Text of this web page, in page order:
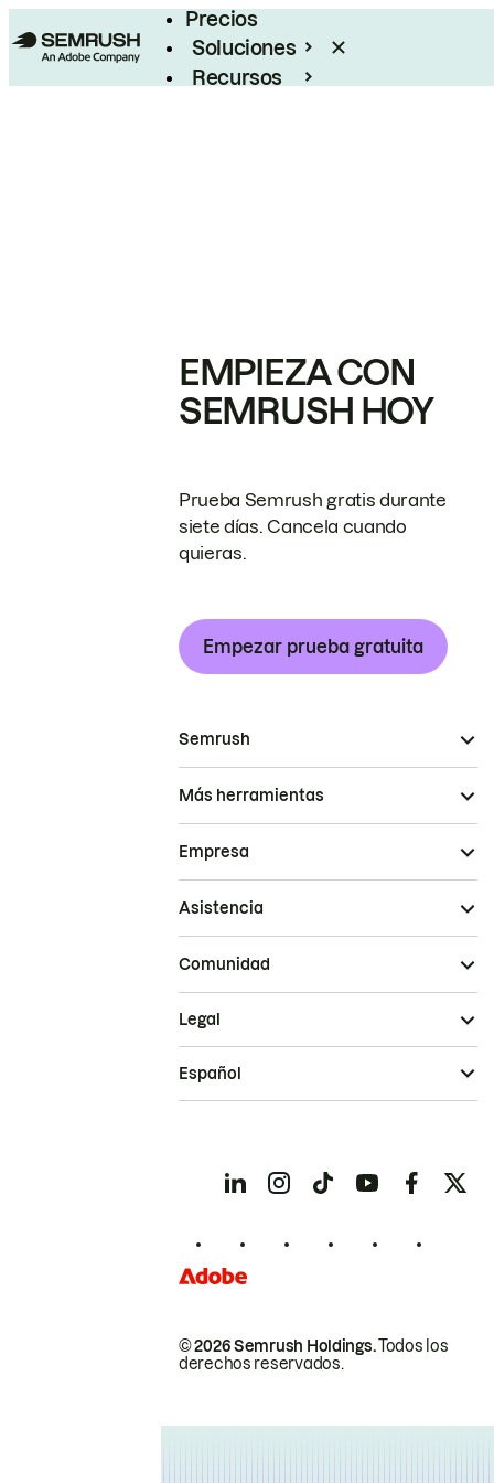
Precios
Soluciones
Recursos
EMPIEZA CON
SEMRUSH HOY
Prueba Semrush gratis durante
siete días. Cancela cuando
quieras.
Empezar prueba gratuita
Semrush
Más herramientas
Empresa
Asistencia
Comunidad
© 2026 Semrush Holdings.Todos los
derechos reservados.
Legal
Español